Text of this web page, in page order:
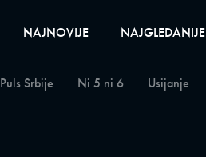
NAJNOVIJE NAJGLEDANIJE
Puls Srbije Ni 5 ni 6 Usijanje